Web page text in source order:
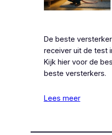
De beste
receiver uit de test
Kijk hier voor de
beste versterkers.
Lees meer